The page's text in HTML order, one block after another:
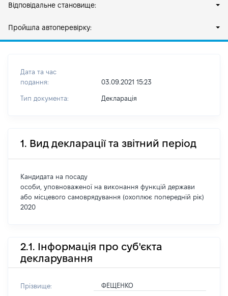
Відповідальне становище:
Пройшла автоперевірку:
Дата та час
подання:
03.09.2021 15:23
Тип документа: Декларація
1. Вид декларації та звітний період
Кандидата на посаду
особи, уповноваженої на виконання функцій держави
або місцевого самоврядування (охоплює попередній рік)
2020
2.1. Інформація про суб'єкта
декларування
Прізвище: ФЕЩЕНКО